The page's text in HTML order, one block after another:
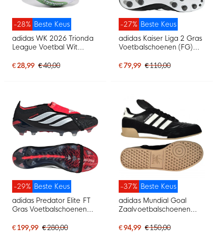
Beste Keus
-28%
adidas WK 2026 Trionda
League Voetbal Wit
€ 28,99 € 40,00
Beste Keus
-27%
adidas Kaiser Liga 2 Gras
Voetbalschoenen (FG)
€ 79,99 € 110,00
Beste Keus
-29%
adidas Predator Elite FT
Gras Voetbalschoenen
€ 199,99 € 280,00
Beste Keus
-37%
adidas Mundial Goal
Zaalvoetbalschoenen
€ 94,99 € 150,00